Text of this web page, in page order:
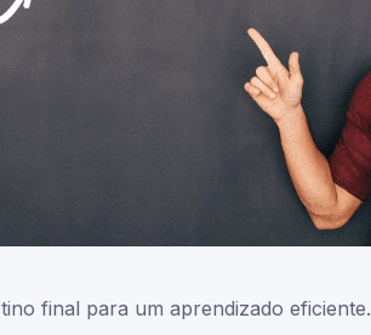
final para um aprendizado eficiente.